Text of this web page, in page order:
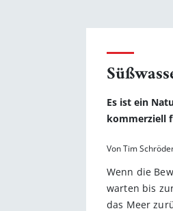
Es ist ein
kommerziell
Von Tim
Wenn die
warten bis
das Meer